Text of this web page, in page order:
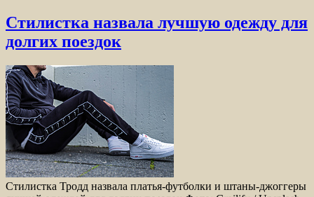
Стилистка назвала лучшую одежду для
долгих поездок
Стилистка Тродд назвала платья-футболки и штаны-джоггеры